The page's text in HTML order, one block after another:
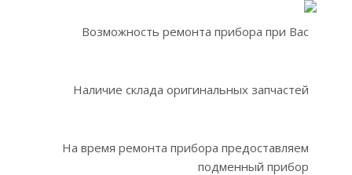
Возможность ремонта прибора при Вас
Наличие склада оригинальных запчастей
На время ремонта прибора предоставляем
подменный прибор